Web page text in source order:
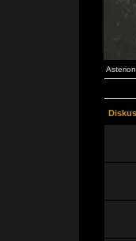
Asterion